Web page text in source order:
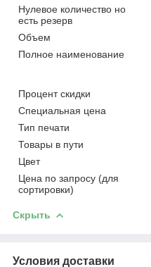
Нулевое количество но
есть резерв
Объем
Полное наименование
Процент скидки
Специальная цена
Тип печати
Товары в пути
Цвет
Цена по запросу (для
сортировки)
Скрыть
Условия доставки